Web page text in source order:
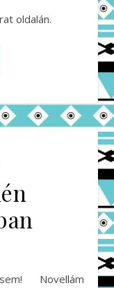
oldalán.